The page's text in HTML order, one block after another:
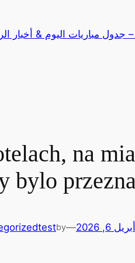
na
bylo
أبريل 6, 2026 —
by
test